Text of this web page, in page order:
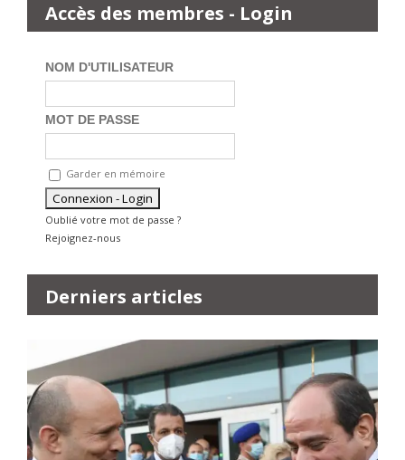
Accès des membres - Login
NOM D'UTILISATEUR
MOT DE PASSE
Garder en mémoire
Oublié votre mot de passe ?
Rejoignez-nous
Derniers articles